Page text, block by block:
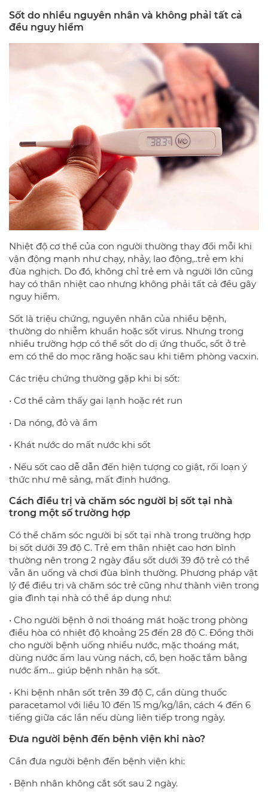
Sốt do nhiều nguyên nhân và không phải tất cả
đều nguy hiểm
Nhiệt độ cơ thể của con người thường thay đổi mỗi khi
vận động mạnh như chạy, nhảy, lao động,..trẻ em khi
đùa nghịch. Do đó, không chỉ trẻ em và người lớn cũng
hay có thân nhiệt cao nhưng không phải tất cả đều gây
nguy hiểm.
Sốt là triệu chứng, nguyên nhân của nhiều bệnh,
thường do nhiễm khuẩn hoặc sốt virus. Nhưng trong
nhiều trường hợp có thể sốt do dị ứng thuốc, sốt ở trẻ
em có thể do mọc răng hoặc sau khi tiêm phòng vacxin.
Các triệu chứng thường gặp khi bị sốt:
• Cơ thể cảm thấy gai lạnh hoặc rét run
• Da nóng, đỏ và ẩm
• Khát nước do mất nước khi sốt
• Nếu sốt cao dễ dẫn đến hiện tượng co giật, rối loạn ý
thức như mê sảng, mất định hướng.
Cách điều trị và chăm sóc người bị sốt tại nhà
trong một số trường hợp
Có thể chăm sóc người bị sốt tại nhà trong trường hợp
bị sốt dưới 39 độ C. Trẻ em thân nhiệt cao hơn bình
thường nên trong 2 ngày đầu sốt dưới 39 độ trẻ có thể
vẫn ăn uống và chơi đùa bình thường. Phương pháp vật
lý để điều trị và chăm sóc trẻ cũng như thành viên trong
gia đình tại nhà có thể áp dụng như:
• Cho người bệnh ở nơi thoáng mát hoặc trong phòng
điều hòa có nhiệt độ khoảng 25 đến 28 độ C. Đồng thời
cho người bệnh uống nhiều nước, mặc thoáng mát,
dùng nước ấm lau vùng nách, cổ, bẹn hoặc tắm bằng
nước ấm… giúp bệnh nhân hạ sốt.
• Khi bệnh nhân sốt trên 39 độ C, cần dùng thuốc
paracetamol với liều 10 đến 15 mg/kg/lần, cách 4 đến 6
tiếng giữa các lần nếu dùng liên tiếp trong ngày.
Đưa người bệnh đến bệnh viện khi nào?
Cần đưa người bệnh đến bệnh viện khi:
• Bệnh nhân không cắt sốt sau 2 ngày.